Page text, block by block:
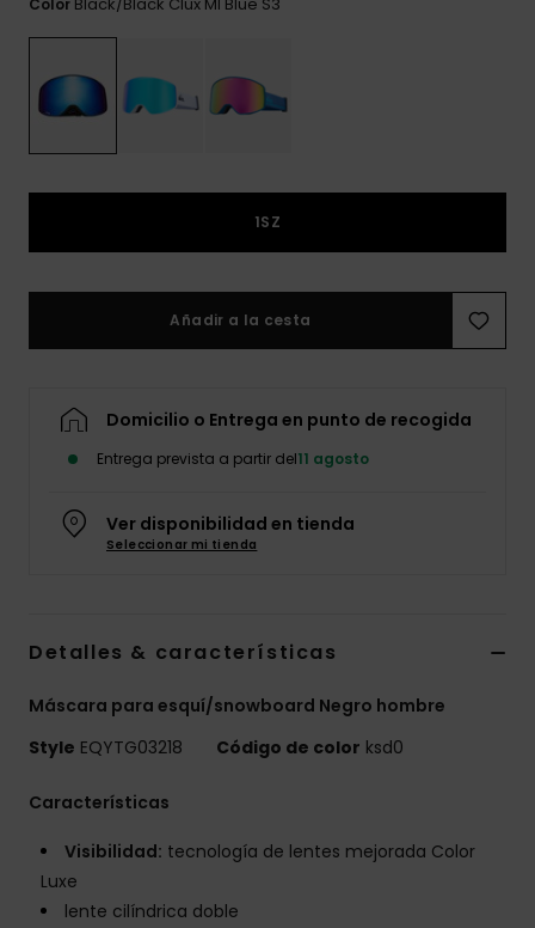
formulario de
Consultar
las FAQ
Color Black/black Clux Ml Blue S3
1SZ
Añadir a la cesta
Domicilio o Entrega en punto de recogida
Entrega prevista a partir del11 agosto
Ver disponibilidad en tienda
Seleccionar mi tienda
Detalles & características
Máscara para esquí/snowboard Negro hombre
Style EQYTG03218 Código de color ksd0
Características
Visibilidad: tecnología de lentes mejorada Color
Luxe
lente cilíndrica doble